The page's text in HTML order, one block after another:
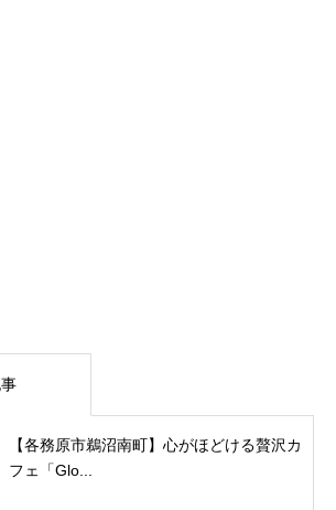
【各務原市鵜沼南町】心がほどける贅沢カ
フェ「Glo...